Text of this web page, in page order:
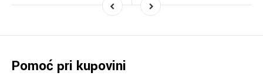
Pomoć pri kupovini